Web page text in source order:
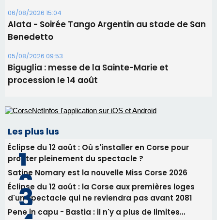
06/08/2026 15:04
Alata - Soirée Tango Argentin au stade de San
Benedetto
05/08/2026 09:53
Biguglia : messe de la Sainte-Marie et
procession le 14 août
Les plus lus
Éclipse du 12 août : Où s'installer en Corse pour
profiter pleinement du spectacle ?
Satine Nomary est la nouvelle Miss Corse 2026
Éclipse du 12 août : la Corse aux premières loges
d'un spectacle qui ne reviendra pas avant 2081
Pene in capu - Bastia : il n'y a plus de limites…